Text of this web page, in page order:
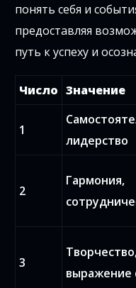
понять себя и
предоставляя
путь к успеху и
Число Значение
1
лидерство
2
Гармония,
3
выражение